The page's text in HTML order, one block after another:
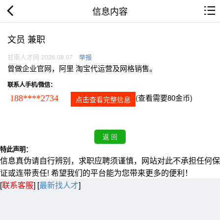
信息内容
文员 兼职
甘南人才网 2026.08.07 举报
曾做企业官网，阿里 淘宝代运营及网格销售。
联系人手机/微信：
188****2734 点击查看完整信息 (查看需要80金币)
特此声明：
信息真伪请自行辨别，求职应聘须谨慎，网站对此不承担任何保
证或连带责任! 希望我们的平台能为您带来更多的便利！
[联系客服] [最新找人才]